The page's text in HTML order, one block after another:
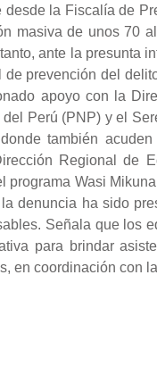
la Fiscalía de
masiva de unos 70
ante la presunta
prevención del
apoyo con la
Perú (PNP) y el
también
Regional de
Wasi
denuncia ha sido
Señala que
para brindar
en coordinación con